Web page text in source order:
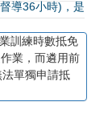
導36小時)，是
訓練時數抵免
業，而遴用前
單獨申請抵